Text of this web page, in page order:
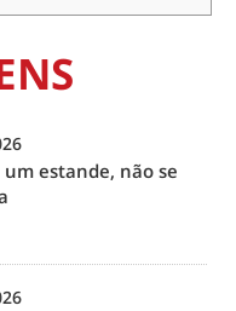
estande, não se